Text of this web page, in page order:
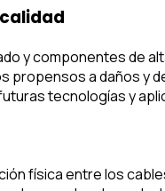
y componentes de
propensos a daños y
tecnologías y
física entre los